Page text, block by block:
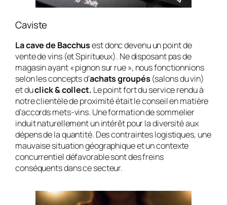
Caviste
La cave de Bacchusest donc devenu un point de
vente de vins (et Spiritueux). Ne disposant pas de
magasin ayant « pignon sur rue », nous fonctionnions
selon les concepts d’achats groupés (salons du vin)
et duclick & collect. Le point fort du service rendu à
notre clientèle de proximité était le conseil en matière
d’accords mets-vins. Une formation de sommelier
induit naturellement un intérêt pour la diversité aux
dépens de la quantité. Des contraintes logistiques, une
mauvaise situation géographique et un contexte
concurrentiel défavorable sont des freins
conséquents dans ce secteur.